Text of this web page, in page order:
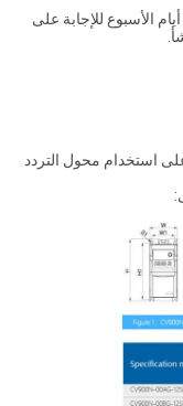
الأسبوع للإجابة على
استخدام محول التردد